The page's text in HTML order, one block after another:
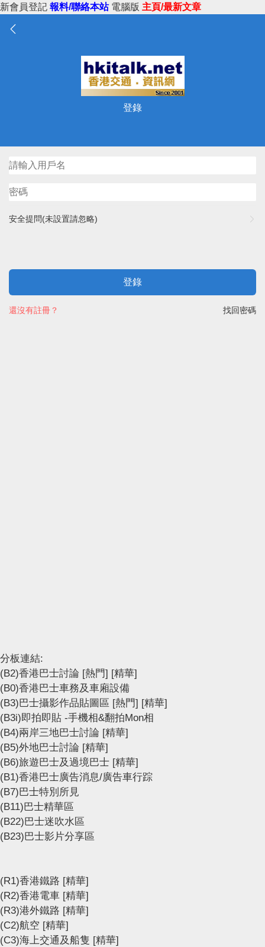
新會員登記 報料/聯絡本站 電腦版 主頁/最新文章
登錄
安全提問(未設置請忽略)
登錄
找回密碼
還沒有註冊？
分板連結:
(B2)香港巴士討論 [熱門] [精華]
(B0)香港巴士車務及車廂設備
(B3)巴士攝影作品貼圖區 [熱門] [精華]
(B3i)即拍即貼 -手機相&翻拍Mon相
(B4)兩岸三地巴士討論 [精華]
(B5)外地巴士討論 [精華]
(B6)旅遊巴士及過境巴士 [精華]
(B1)香港巴士廣告消息/廣告車行踪
(B7)巴士特別所見
(B11)巴士精華區
(B22)巴士迷吹水區
(B23)巴士影片分享區
(R1)香港鐵路 [精華]
(R2)香港電車 [精華]
(R3)港外鐵路 [精華]
(C2)航空 [精華]
(C3)海上交通及船隻 [精華]